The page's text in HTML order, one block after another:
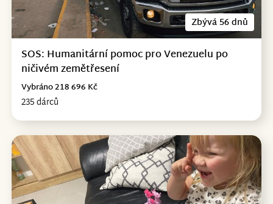
Zbývá 56 dnů
SOS: Humanitární pomoc pro Venezuelu po
ničivém zemětřesení
235 dárců
Vybráno 218 696 Kč